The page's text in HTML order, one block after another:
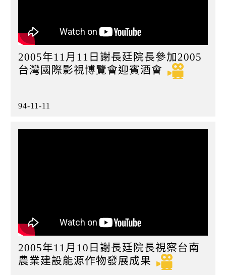
2005年11月11日謝長廷院長參加2005
台灣國際影視博覽會迎賓酒會
94-11-11
2005年11月10日謝長廷院長視察台南
農業建設能源作物發展成果